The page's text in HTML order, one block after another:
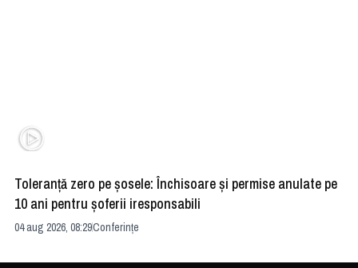
Toleranță zero pe șosele: Închisoare și permise anulate pe
10 ani pentru șoferii iresponsabili
04 aug 2026, 08:29Conferințe